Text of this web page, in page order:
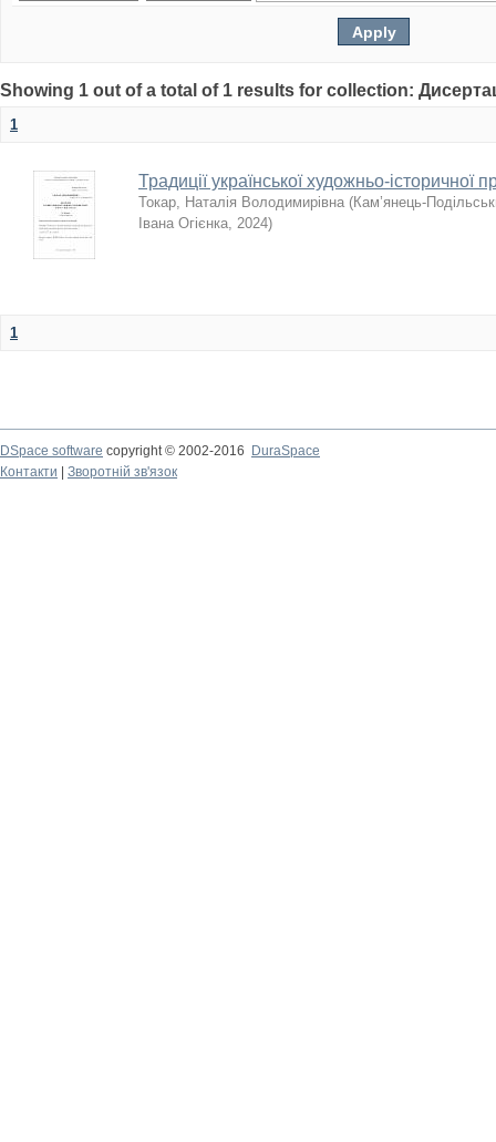
Showing 1 out of a total of 1 results for collection:
1
Традиції української художньо-історичної
Токар, Наталія Володимирівна (Кам’янець-
Івана Огієнка, 2024)
1
DSpace software copyright © 2002-2016
DuraSpace
Контакти
Зворотній зв'язок